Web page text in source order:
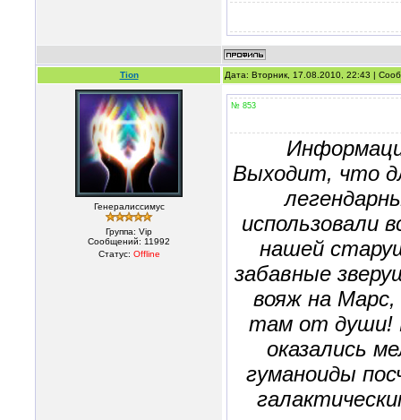
Tion Дата: Вторник, 17.08.2010, 22:43 |
Генералиссимус
Группа: Vip
Сообщений: 11992
Статус: Offline
№ 853
Выходит, что
использовали
нашей
забавные
вояж на
там от души!
оказались
гуманоиды